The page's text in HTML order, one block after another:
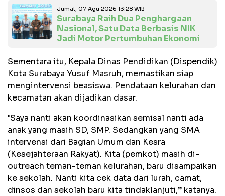
Jumat, 07 Agu 2026 13:28 WIB
Surabaya Raih Dua Penghargaan
Nasional, Satu Data Berbasis NIK
Jadi Motor Pertumbuhan Ekonomi
Sementara itu, Kepala Dinas Pendidikan (Dispendik)
Kota Surabaya Yusuf Masruh, memastikan siap
mengintervensi beasiswa. Pendataan kelurahan dan
kecamatan akan dijadikan dasar.
"Saya nanti akan koordinasikan semisal nanti ada
anak yang masih SD, SMP. Sedangkan yang SMA
intervensi dari Bagian Umum dan Kesra
(Kesejahteraan Rakyat). Kita (pemkot) masih di-
outreach teman-teman kelurahan, baru disampaikan
ke sekolah. Nanti kita cek data dari lurah, camat,
dinsos dan sekolah baru kita tindaklanjuti,” katanya.